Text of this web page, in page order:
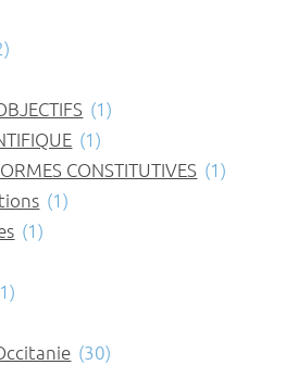
(1)
(1)
CONSTITUTIVES (1)
(1)
(1)
(30)